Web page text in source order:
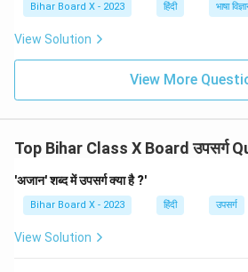
Bihar Board X - 2023 हिंदी भाषा
View Solution
View More
Top Bihar Class X Board उपसर्ग
'अजान' शब्द में उपसर्ग क्या है ?'
Bihar Board X - 2023 हिंदी उपसर्ग
View Solution